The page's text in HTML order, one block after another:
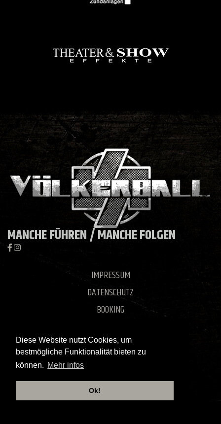
Diese Website nutzt Cookies, um
bestmögliche Funktionalität bieten zu
können. Mehr infos
Ok!
MANCHE FÜHREN / MANCHEFOLGEN
IMPRESSUM
DATENSCHUTZ
BOOKING
KONTAKT
©Copyright 2026. All rights reserved.
Website powered bystevefeledziak.com